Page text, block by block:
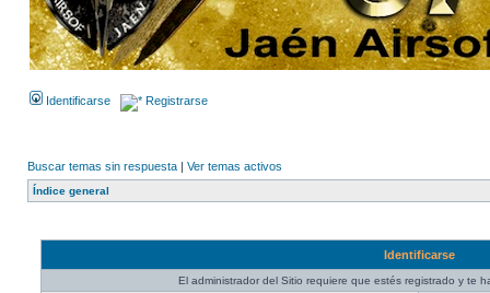
Identificarse Registrarse
Buscar temas sin respuesta | Ver temas activos
Índice general
Identificarse
El administrador del Sitio requiere que estés registrado y te